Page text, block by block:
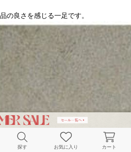
の良さを感じる一足です。
探す お気に入り カート